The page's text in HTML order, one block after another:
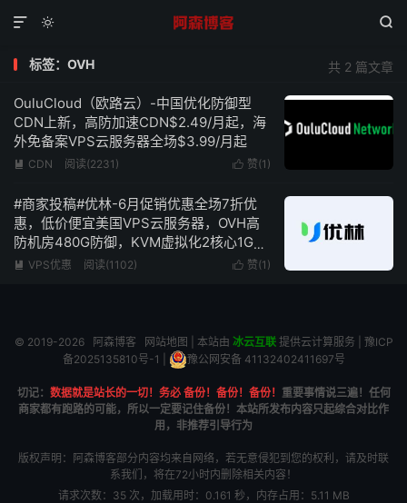
 

共 2 篇文章
标签：OVH
OuluCloud（欧路云）-中国优化防御型
CDN上新，高防加速CDN$2.49/月起，海
外免备案VPS云服务器全场$3.99/月起
 赞(1 )
 CDN 阅读(2231)
#商家投稿#优林-6月促销优惠全场7折优
惠，低价便宜美国VPS云服务器，OVH高
防机房480G防御，KVM虚拟化2核心1G内
存50Mbps带宽仅需9.1元/月
 赞(1 )
 VPS优惠 阅读(1102)
© 2019-2026 阿森博客 网站地图 | 本站由 冰云互联提供云计算服务 | 豫ICP
备2025135810号-1
豫公网安备 41132402411697号
切记： 数据就是站长的一切！务必 备份！备份！备份！ 重要事情说三遍！任何
商家都有跑路的可能，所以一定要记住备份！本站所发布内容只起综合对比作
用，非推荐引导行为
版权声明：阿森博客部分内容均来自网络，若无意侵犯到您的权利，请及时联
系我们，将在72小时内删除相关内容！
请求次数：35 次，加载用时：0.161 秒，内存占用：5.11 MB